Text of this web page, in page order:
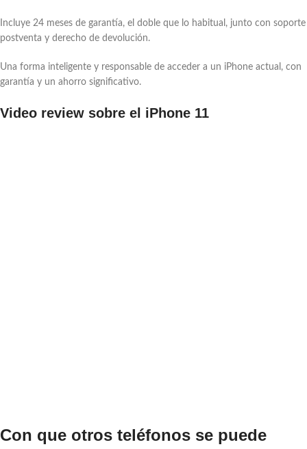
Incluye 24 meses de garantía, el doble que lo habitual, junto con soporte
postventa y derecho de devolución.
Una forma inteligente y responsable de acceder a un iPhone actual, con
garantía y un ahorro significativo.
Video review sobre el iPhone 11
Con que otros teléfonos se puede